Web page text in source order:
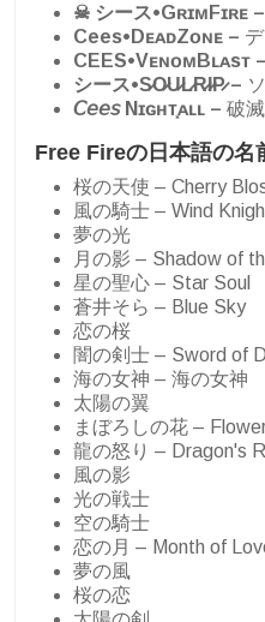
☠︎ シース•GʀɪᴍFɪʀᴇ –
Cees•DᴇᴀᴅZᴏɴᴇ –
CEES•VᴇɴᴏᴍBʟᴀsᴛ –
シース•S̷O̷U̷L̷R̷I̷P̷ –
𝘊𝘦𝘦𝘴 Nɪɢʜᴛ͓ᴀʟʟ – 破
Free Fireの日本語の名
桜の天使 – Cherry
風の騎士 – Wind
夢の光
月の影 – Shadow of
星の聖心 – Star Soul
蒼井そら – Blue Sky
恋の桜
闇の剣士 – Sword of
海の女神 – 海の女神
太陽の翼
まぼろしの花 –
龍の怒り – Dragon's
風の影
光の戦士
空の騎士
恋の月 – Month of
夢の風
桜の恋